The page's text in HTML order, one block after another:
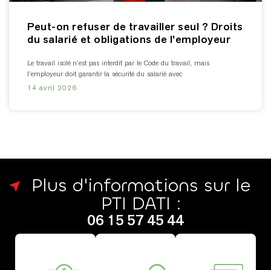
Peut-on refuser de travailler seul ? Droits
du salarié et obligations de l’employeur
Le travail isolé n’est pas interdit par le Code du travail, mais
l’employeur doit garantir la sécurité du salarié avec
14 avril 2026
Plus d'informations sur le
PTI DATI :​
06 15 57 45 44